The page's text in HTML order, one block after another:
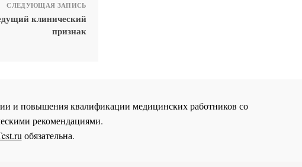
СЛЕДУЮЩАЯ ЗАПИСЬ
клинический
признак
и повышения квалификации медицинских работников со
рекомендациями.
обязательна.